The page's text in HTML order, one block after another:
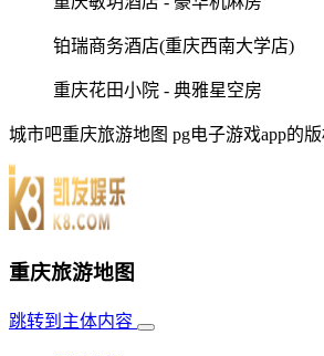
铂瑞商务酒店(重庆西南大学店)
重庆花田小院 - 典雅星空房
城市吧重庆旅游地图 pg电子游戏app的版
重庆旅游地图
跳转到主体内容